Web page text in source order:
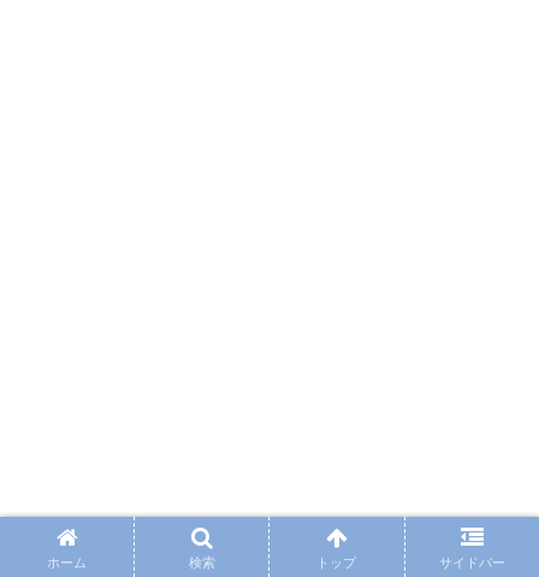
ホーム 検索 トップ サイドバー